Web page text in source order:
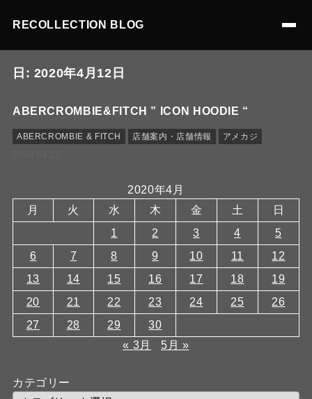
RECOLLECTION BLOG
日: 2020年4月12日
ABERCROMBIE&FITCH ” ICON HOODIE “
ABERCROMBIE & FITCH 店舗案内・店舗情報
アメカジ
2020年4月
月
火 水 木 金 土
日
1
2 3 4
5
6
7 8 9 10 11
12
13
14 15 16 17 18
19
20
21 22 23 24 25
26
27
28 29
30
« 3月
5月 »
カテゴリー